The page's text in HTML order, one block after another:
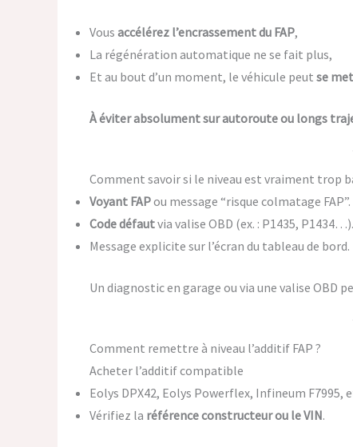
Vous accélérez l’encrassement du FAP,
La régénération automatique ne se fait plus,
Et au bout d’un moment, le véhicule peut se
À éviter absolument sur autoroute ou longs
Comment savoir si le niveau est vraiment trop
Voyant FAPou message “risque colmatage FAP”.
Code défautvia valise OBD (ex. : P1435, P1434…).
Message explicite sur l’écran du tableau de bord.
Un diagnostic en garage ou via une valise OBD
Comment remettre à niveau l’additif FAP ?
Acheter l’additif compatible
Eolys DPX42, Eolys Powerflex, Infineum F7995,
Vérifiez la référence constructeur ou le VIN.